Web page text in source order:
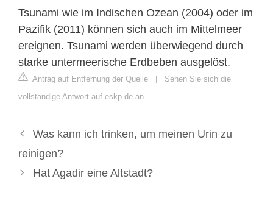
Tsunami wie im Indischen Ozean (2004) oder im
Pazifik (2011) können sich auch im Mittelmeer
ereignen. Tsunami werden überwiegend durch
starke untermeerische Erdbeben ausgelöst.
Antrag auf Entfernung der Quelle | Sehen Sie sich die
vollständige Antwort auf eskp.de an
Was kann ich trinken, um meinen Urin zu
reinigen?
Hat Agadir eine Altstadt?